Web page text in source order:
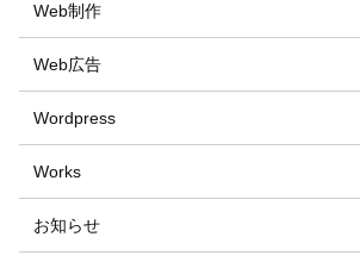
Web制作
Web広告
Wordpress
Works
お知らせ